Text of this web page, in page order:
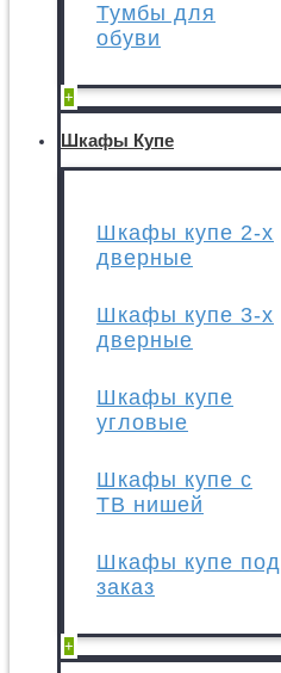
Тумбы для
обуви
+
Шкафы Купе
Шкафы купе 2-х
дверные
Шкафы купе 3-х
дверные
Шкафы купе
угловые
Шкафы купе с
ТВ нишей
Шкафы купе под
заказ
+